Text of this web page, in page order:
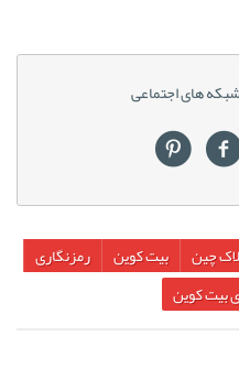
های اجتماعی
چین بیت کوین
رمزنگاری
بیت کوین